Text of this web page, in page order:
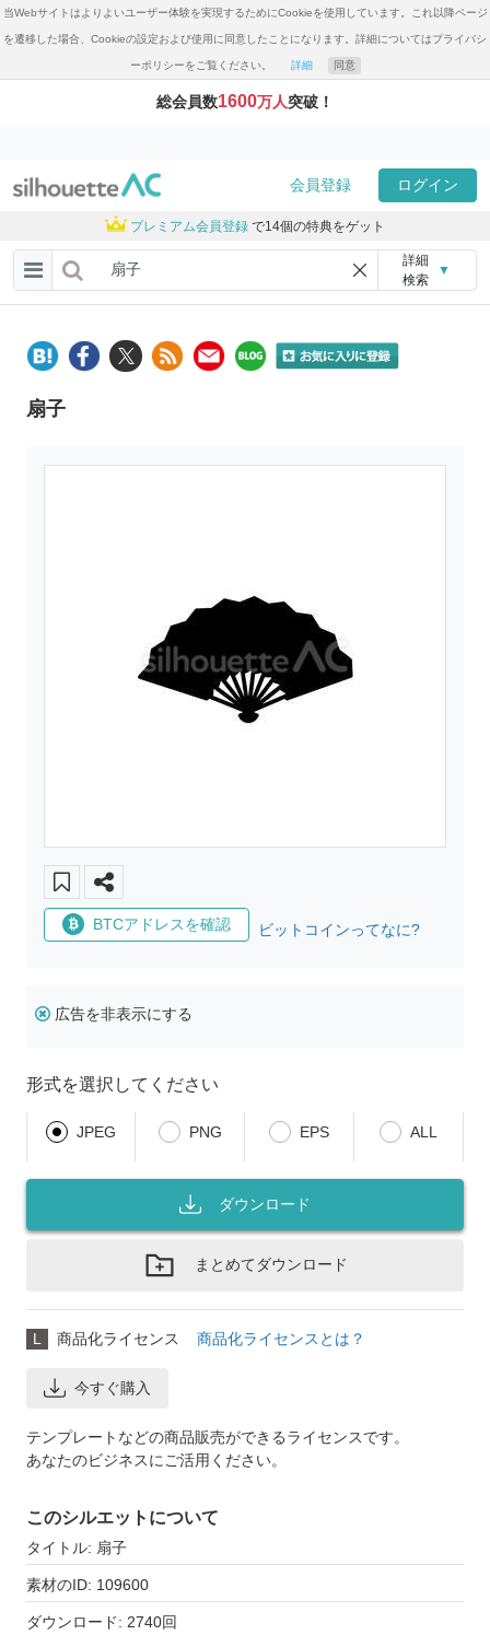
当Webサイトはよりよいユーザー体験を実現するためにCookieを使用しています。これ以降ページ
を遷移した場合、Cookieの設定および使用に同意したことになります。詳細についてはプライバシ
ーポリシーをご覧ください。 詳細 同意
総会員数1600万人突破！
会員登録 ログイン
プレミアム会員登録 で14個の特典をゲット
詳細
検索
▼
扇子
BTCアドレスを確認 ビットコインってなに?
広告を非表示にする
形式を選択してください
JPEG PNG EPS ALL
ダウンロード
まとめてダウンロード
L 商品化ライセンス 商品化ライセンスとは？
今すぐ購入
テンプレートなどの商品販売ができるライセンスです。
あなたのビジネスにご活用ください。
このシルエットについて
タイトル: 扇子
素材のID: 109600
ダウンロード: 2740回